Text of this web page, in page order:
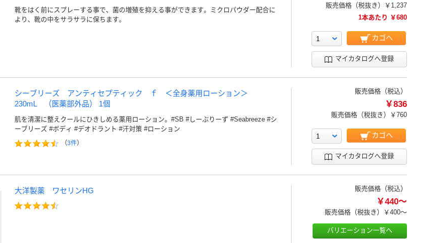
靴をはく前にスプレーする事で、菌の増殖を抑える事ができます。ミクロパウダー配合に
より、靴の中をサラサラに保ちます。
販売価格（税抜き）
￥1,237
1本あたり ￥680
カゴへ
マイカタログへ登録
シーブリーズ アンティセプティック ｆ ＜全身薬用ローション＞
230mL （医薬部外品） 1個
肌を清潔に整えクールにひきしめる薬用ローション。#SB #しーぶりーず #Seabreeze #シ
ーブリーズ #ボディ #デオドラント #汗対策 #ローション
（3件）
販売価格（税込）
￥836
販売価格（税抜き） ￥760
カゴへ
マイカタログへ登録
大洋製薬 ワセリンHG 販売価格（税込）
￥440～
販売価格（税抜き） ￥400～
バリエーション一覧へ